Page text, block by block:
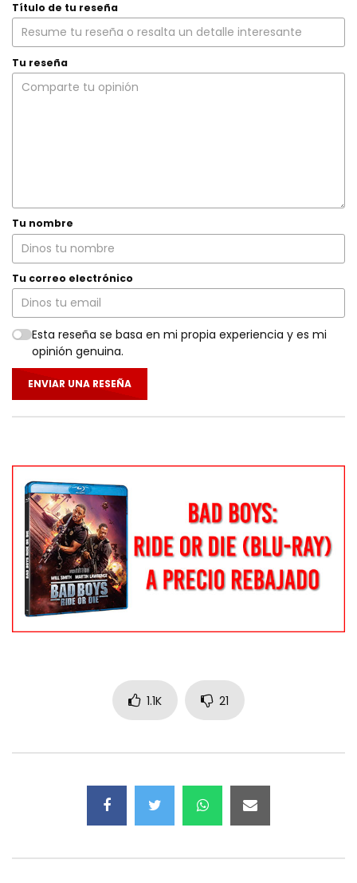
Título de tu reseña
Tu reseña
Tu nombre
Tu correo electrónico
Esta reseña se basa en mi propia experiencia y es mi
opinión genuina.
ENVIAR UNA RESEÑA
1.1K 21